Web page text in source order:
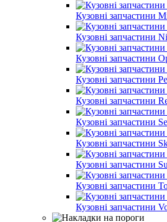
Кузовні запчастини
Кузовні запчастини
Кузовні запчастини
Кузовні запчастини
Кузовні запчастини
Кузовні запчастини
Кузовні запчастини
Кузовні запчастини
Кузовні запчастини
Кузовні запчастини